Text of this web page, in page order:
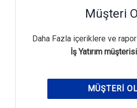
Müşteri Ol
Daha Fazla içeriklere ve
İş Yatırım
MÜŞTERI